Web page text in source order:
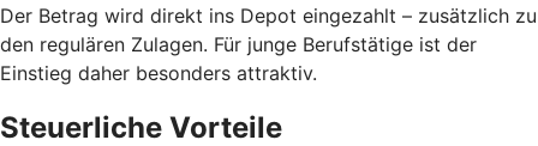
Der Betrag wird direkt ins Depot eingezahlt – zusätzlich zu
den regulären Zulagen. Für junge Berufstätige ist der
Einstieg daher besonders attraktiv.
Steuerliche Vorteile